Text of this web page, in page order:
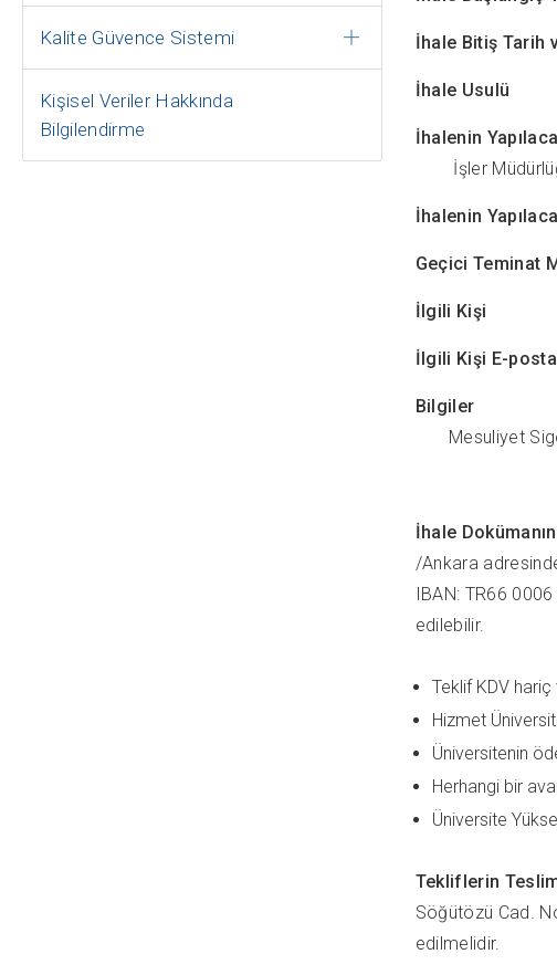
Kalite Güvence Sistemi
Kişisel Veriler Hakkında
Bilgilendirme
İhale Bitiş
İhale
İhalenin
İşler
İhalenin
Geçici
İlgili
İlgili
Mesuliyet
İhale
/Ankara
IBAN: TR66
edilebilir.
Teklif KDV hariç
Hizmet
Üniversitenin
Herhangi bir
Üniversite
Söğütözü Cad.
edilmelidir.